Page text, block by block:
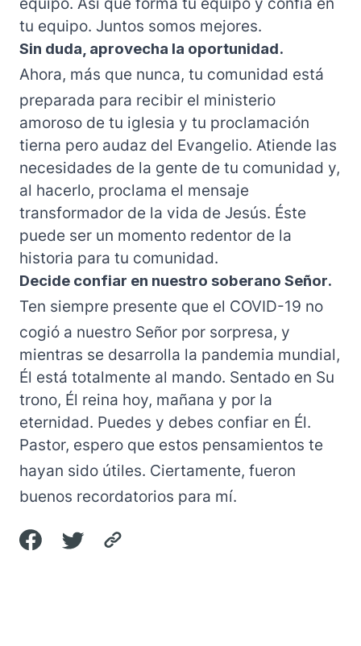
tu equipo. Juntos somos mejores.
Sin duda, aprovecha la oportunidad.
Ahora, más que nunca, tu comunidad está
preparada para recibir el ministerio
amoroso de tu iglesia y tu proclamación
tierna pero audaz del Evangelio. Atiende las
necesidades de la gente de tu comunidad y,
al hacerlo, proclama el mensaje
transformador de la vida de Jesús. Éste
puede ser un momento redentor de la
historia para tu comunidad.
Decide confiar en nuestro soberano Señor.
Ten siempre presente que el COVID-19 no
cogió a nuestro Señor por sorpresa, y
mientras se desarrolla la pandemia mundial,
Él está totalmente al mando. Sentado en Su
trono, Él reina hoy, mañana y por la
eternidad. Puedes y debes confiar en Él.
Pastor, espero que estos pensamientos te
hayan sido útiles. Ciertamente, fueron
buenos recordatorios para mí.